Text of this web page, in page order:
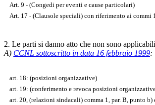
Art. 9 - (Congedi per eventi e cause particolari)
Art. 17 - (Clausole speciali) con riferimento ai commi
2. Le parti si danno atto che non sono
A) CCNL sottoscritto in data 16 febbraio 1999:
art. 18: (posizioni organizzative)
art. 19: (conferimento e revoca posizioni
art. 20, (relazioni sindacali) comma 1, par. B, punto b)